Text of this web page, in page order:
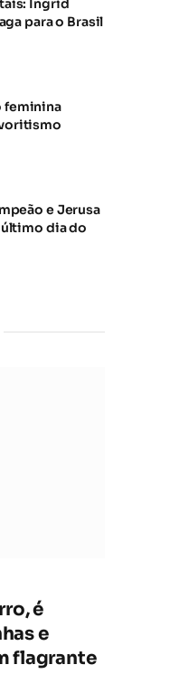
Ingrid
para o Brasil
feminina
e Jerusa
último dia do
é
e
flagrante